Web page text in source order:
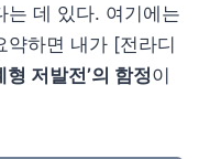
는 데 있다. 여기에는
약하면 내가 [전라디
형 저발전’의 함정이